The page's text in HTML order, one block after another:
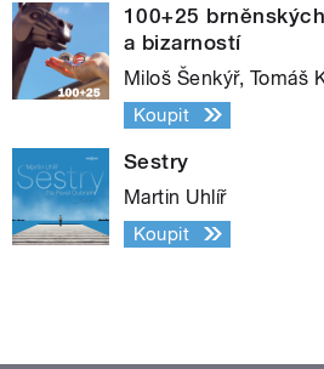
100+25
a bizarností
Miloš Šenkýř, Tomáš
Koupit
Sestry
Martin Uhlíř
Koupit